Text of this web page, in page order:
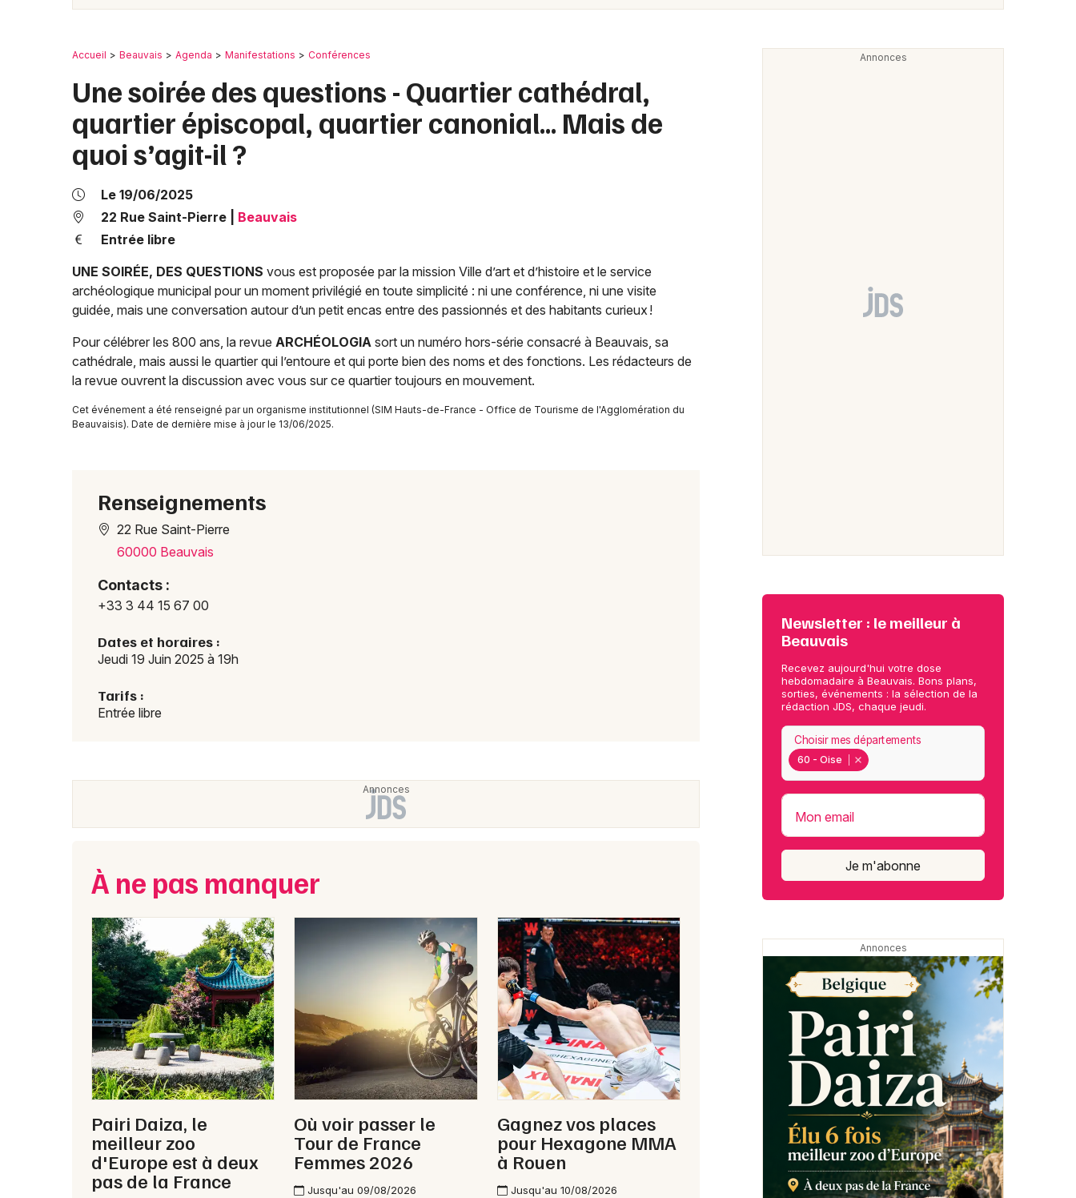
Soirées
Conférences dans l' Oise
Conférences en Picardie
Conférences dans les Hauts-de-France
60 - Oise
Mulhouse
Nice
Accueil Beauvais Agenda Manifestations Conférences
Une soirée des questions - Quartier cathédral,
quartier épiscopal, quartier canonial… Mais de
quoi s’agit-il ?
Le 19/06/2025
22 Rue Saint-Pierre
Beauvais
Entrée libre
UNE SOIRÉE, DES QUESTIONS vous est proposée par la mission Ville d’art et d’histoire et le service
archéologique municipal pour un moment privilégié en toute simplicité : ni une conférence, ni une visite
guidée, mais une conversation autour d’un petit encas entre des passionnés et des habitants curieux !
Pour célébrer les 800 ans, la revue ARCHÉOLOGIA sort un numéro hors-série consacré à Beauvais, sa
cathédrale, mais aussi le quartier qui l’entoure et qui porte bien des noms et des fonctions. Les rédacteurs de
la revue ouvrent la discussion avec vous sur ce quartier toujours en mouvement.
Cet événement a été renseigné par un organisme institutionnel (SIM Hauts-de-France - Office de Tourisme de l'Agglomération du
Beauvaisis). Date de dernière mise à jour le 13/06/2025.
Renseignements
22 Rue Saint-Pierre
60000 Beauvais
Contacts :
+33 3 44 15 67 00
Dates et horaires :
Jeudi 19 Juin 2025 à 19h
Tarifs :
Entrée libre
À ne pas manquer
Pairi Daiza, le
meilleur zoo
d'Europe est à deux
pas de la France
Où voir passer le
Tour de France
Femmes 2026
Jusqu'au 09/08/2026
Gagnez vos places
pour Hexagone MMA
à Rouen
Jusqu'au 10/08/2026
Newsletter : le meilleur à
Beauvais
Recevez aujourd'hui votre dose
hebdomadaire à Beauvais. Bons plans,
sorties, événements : la sélection de la
rédaction JDS, chaque jeudi.
60 - Oise
Choisir mes départements
Mon email
Je m'abonne